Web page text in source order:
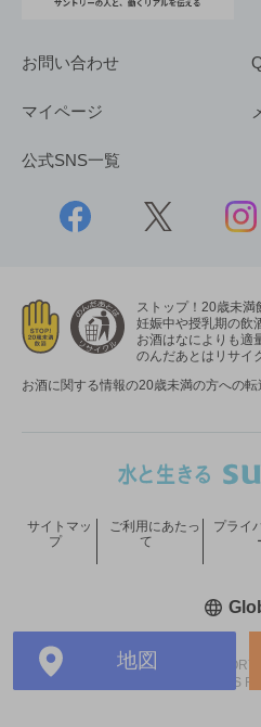
地図
お問い合わせ
マイページ
公式SNS一覧
ストップ！20歳未満
妊娠中や授乳期の飲
お酒はなによりも適
のんだあとはリサイ
お酒に関する情報の20歳未満の方への転
COPYRIGHT ©
ALL RIGHTS
サイトマッ
プ
ご利用にあたっ
て
プライ